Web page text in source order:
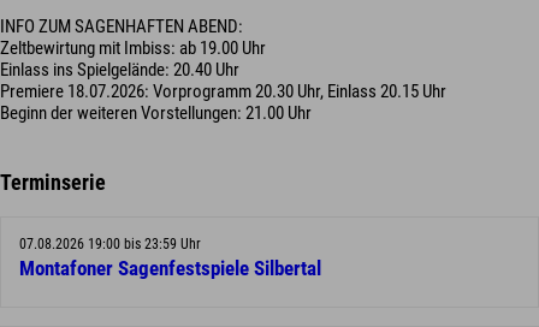
INFO ZUM SAGENHAFTEN ABEND:
Zeltbewirtung mit Imbiss: ab 19.00 Uhr
Einlass ins Spielgelände: 20.40 Uhr
Premiere 18.07.2026: Vorprogramm 20.30 Uhr, Einlass 20.15 Uhr
Beginn der weiteren Vorstellungen: 21.00 Uhr
Terminserie
07.08.2026 19:00 bis 23:59 Uhr
Montafoner Sagenfestspiele Silbertal